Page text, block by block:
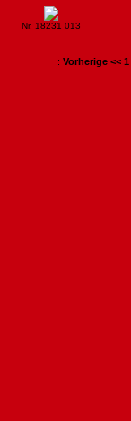
Nr. 18231 013
: Vorherige << 1